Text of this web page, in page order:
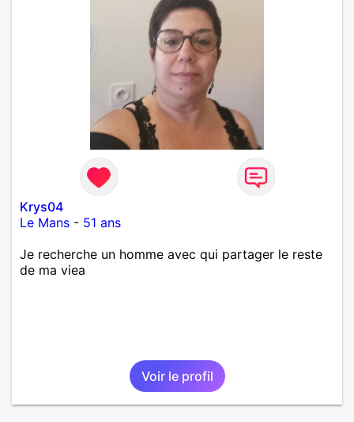
Krys04
Le Mans - 51 ans
Je recherche un homme avec qui partager le reste
de ma viea
Voir le profil